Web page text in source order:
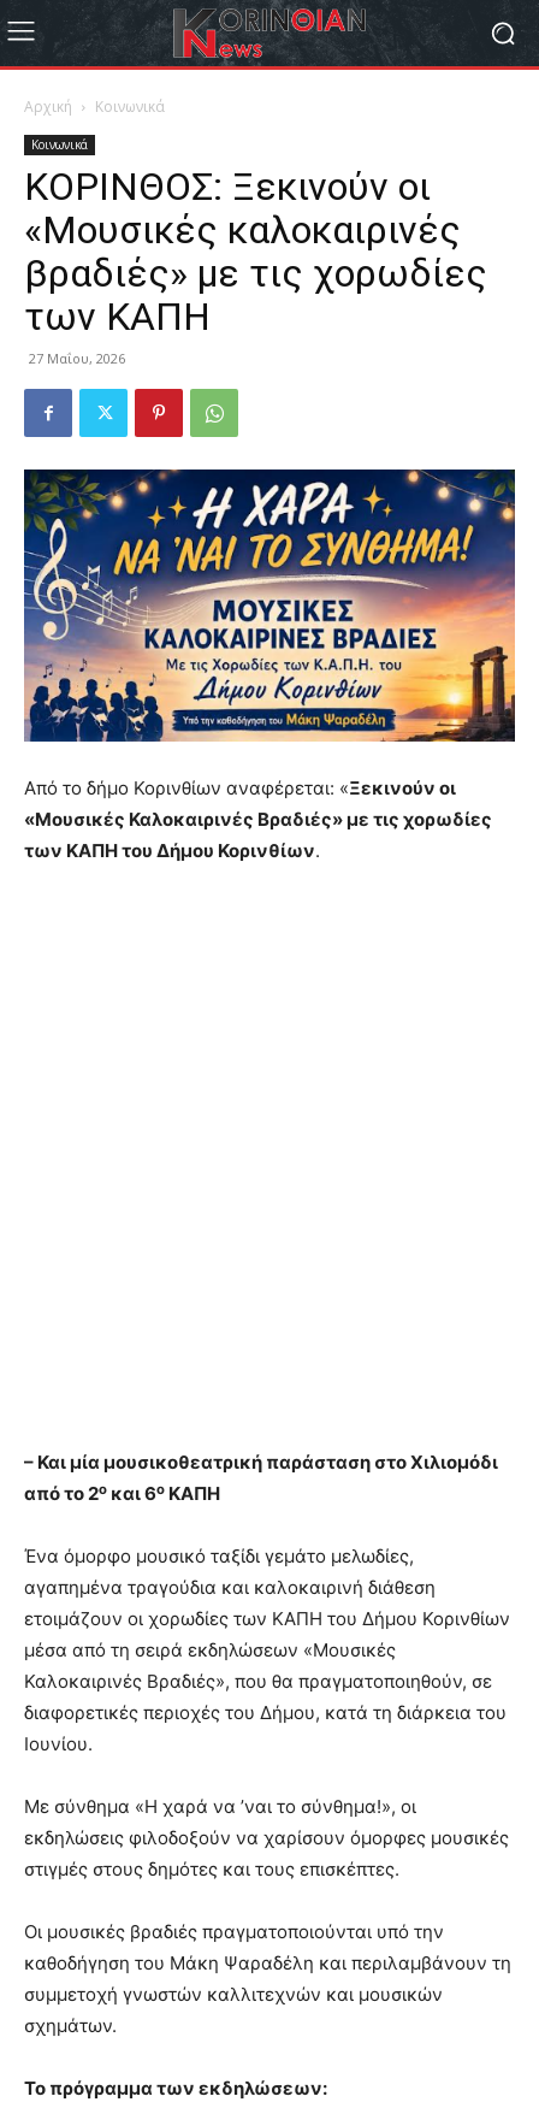
Αρχική Κοινωνικά
Κοινωνικά
ΚΟΡΙΝΘΟΣ: Ξεκινούν οι
«Μουσικές καλοκαιρινές
βραδιές» με τις χορωδίες
των ΚΑΠΗ
27 Μαΐου, 2026
Από το δήμο Κορινθίων αναφέρεται: «Ξεκινούν οι
«Μουσικές Καλοκαιρινές Βραδιές» με τις χορωδίες
των ΚΑΠΗ του Δήμου Κορινθίων.
– Και μία μουσικοθεατρική παράσταση στο Χιλιομόδι
από το 2ο και 6ο ΚΑΠΗ
Ένα όμορφο μουσικό ταξίδι γεμάτο μελωδίες,
αγαπημένα τραγούδια και καλοκαιρινή διάθεση
ετοιμάζουν οι χορωδίες των ΚΑΠΗ του Δήμου Κορινθίων
μέσα από τη σειρά εκδηλώσεων «Μουσικές
Καλοκαιρινές Βραδιές», που θα πραγματοποιηθούν, σε
διαφορετικές περιοχές του Δήμου, κατά τη διάρκεια του
Ιουνίου.
Με σύνθημα «Η χαρά να ’ναι το σύνθημα!», οι
εκδηλώσεις φιλοδοξούν να χαρίσουν όμορφες μουσικές
στιγμές στους δημότες και τους επισκέπτες.
Οι μουσικές βραδιές πραγματοποιούνται υπό την
καθοδήγηση του Μάκη Ψαραδέλη και περιλαμβάνουν τη
συμμετοχή γνωστών καλλιτεχνών και μουσικών
σχημάτων.
Το πρόγραμμα των εκδηλώσεων: